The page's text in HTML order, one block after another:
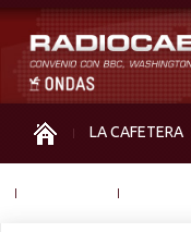
LA CAFETERA